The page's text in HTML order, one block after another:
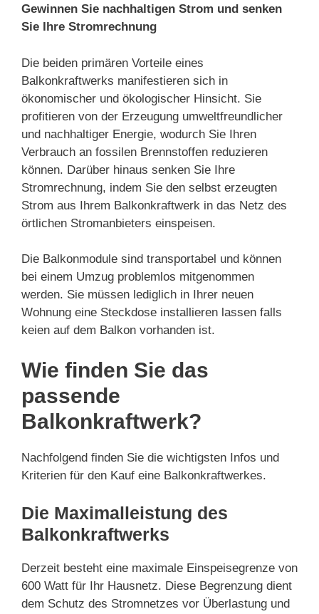
Gewinnen Sie nachhaltigen Strom und senken
Sie Ihre Stromrechnung
Die beiden primären Vorteile eines
Balkonkraftwerks manifestieren sich in
ökonomischer und ökologischer Hinsicht. Sie
profitieren von der Erzeugung umweltfreundlicher
und nachhaltiger Energie, wodurch Sie Ihren
Verbrauch an fossilen Brennstoffen reduzieren
können. Darüber hinaus senken Sie Ihre
Stromrechnung, indem Sie den selbst erzeugten
Strom aus Ihrem Balkonkraftwerk in das Netz des
örtlichen Stromanbieters einspeisen.
Die Balkonmodule sind transportabel und können
bei einem Umzug problemlos mitgenommen
werden. Sie müssen lediglich in Ihrer neuen
Wohnung eine Steckdose installieren lassen falls
keien auf dem Balkon vorhanden ist.
Wie finden Sie das
passende
Balkonkraftwerk?
Nachfolgend finden Sie die wichtigsten Infos und
Kriterien für den Kauf eine Balkonkraftwerkes.
Die Maximalleistung des
Balkonkraftwerks
Derzeit besteht eine maximale Einspeisegrenze von
600 Watt für Ihr Hausnetz. Diese Begrenzung dient
dem Schutz des Stromnetzes vor Überlastung und